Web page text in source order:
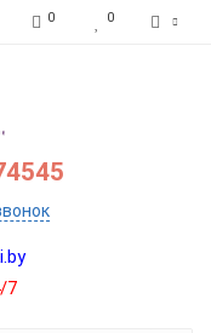
0 0
7